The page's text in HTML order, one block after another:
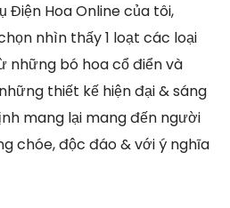
Điện Hoa Online của tôi,
nhìn thấy 1 loạt các loại
những bó hoa cổ điển và
thiết kế hiện đại & sáng
mang lại mang đến người
chóe, độc đáo & với ý nghĩa